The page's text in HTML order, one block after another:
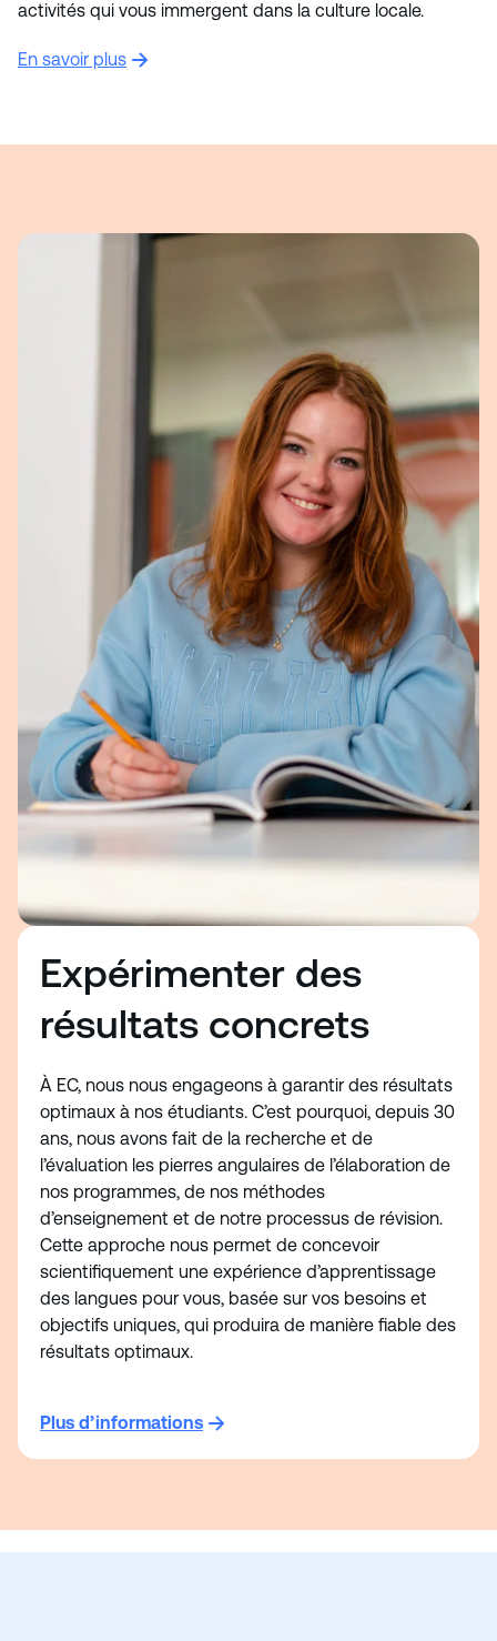
activités qui vous immergent dans la culture locale.
En savoir plus
Expérimenter des
résultats concrets
À EC, nous nous engageons à garantir des résultats
optimaux à nos étudiants. C’est pourquoi, depuis 30
ans, nous avons fait de la recherche et de
l’évaluation les pierres angulaires de l’élaboration de
nos programmes, de nos méthodes
d’enseignement et de notre processus de révision.
Cette approche nous permet de concevoir
scientifiquement une expérience d’apprentissage
des langues pour vous, basée sur vos besoins et
objectifs uniques, qui produira de manière fiable des
résultats optimaux.
Plus d’informations